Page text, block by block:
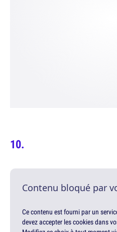
Contenu bloqué par
Ce contenu est fourni par un
devez accepter les cookies dans